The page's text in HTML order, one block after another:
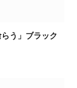
う」ブラック